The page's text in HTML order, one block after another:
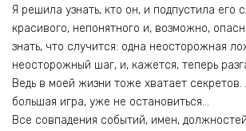
Я решила узнать, кто он, и подпустила его
красивого, непонятного и, возможно,
знать, что случится: одна неосторожная
неосторожный шаг, и, кажется, теперь
Ведь в моей жизни тоже хватает
большая игра, уже не остановиться…
Все совпадения событий, имен,